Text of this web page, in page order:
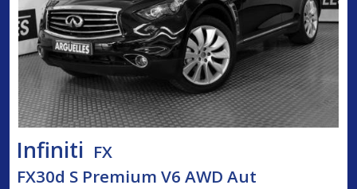
Infiniti FX
FX30d S Premium V6 AWD Aut